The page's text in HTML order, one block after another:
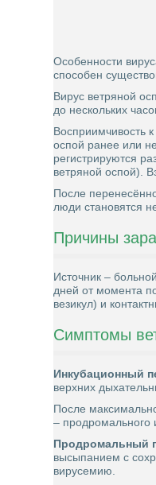
Особенности
способен
Вирус ветряной
до нескольких
Восприимчивость
оспой ранее или
регистрируются
ветряной оспой).
После
люди становятся
Причины
Источник –
дней от момента
везикул) и
Симптомы
Инкубационный
верхних
После
– продромального
Продромальный
высыпанием с
вирусемию.